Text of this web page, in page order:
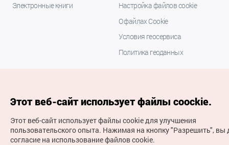
Электронные книги
Настройка файлов cookie
О файлах Cookie
Условия геосервиса
Политика геоданных
Этот веб-сайт использует файлы coockie.
Этот веб-сайт использует файлы cookie для улучшения
пользовательского опыта. Нажимая на кнопку "Разрешить", вы
согласие на использование файлов cookie.